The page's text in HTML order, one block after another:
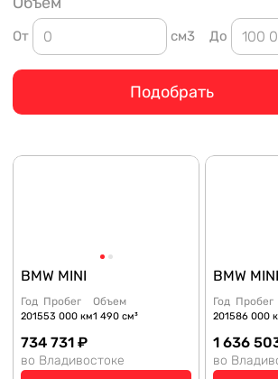
От см3 До
Подобрать
BMW MINI
Год
2015
Пробег
53 000 км
Объем
1 490 см³
734 731 ₽
во Владивостоке
BMW MINI
Год
2015
Пробег
86 000
1 636
во